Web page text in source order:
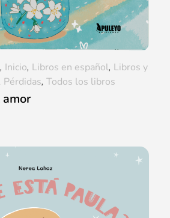
, Inicio, Libros en español, Libros y
Pérdidas, Todos los libros